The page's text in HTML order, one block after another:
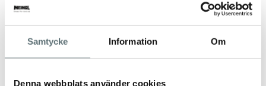
Samtycke Information Om
Denna webbplats använder cookies
ANDRA TITTADE OCKSÅ PÅ